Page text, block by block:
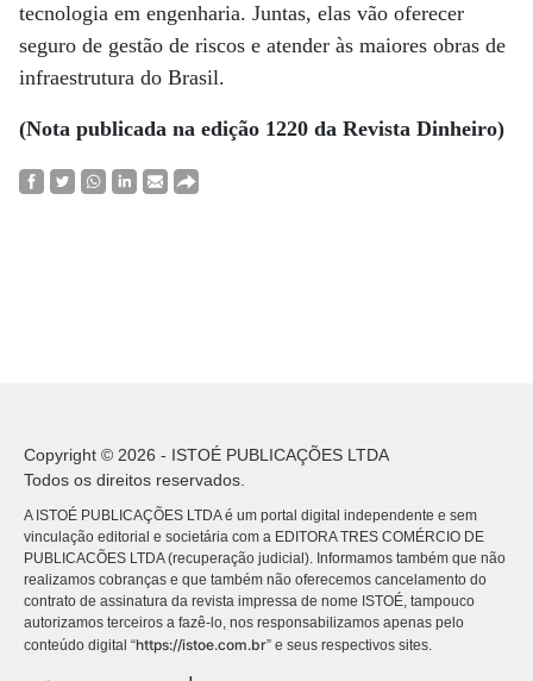
tecnologia em engenharia. Juntas, elas vão oferecer
seguro de gestão de riscos e atender às maiores obras de
infraestrutura do Brasil.
(Nota publicada na edição 1220 da Revista Dinheiro)
Copyright © 2026 - ISTOÉ PUBLICAÇÕES LTDA
Todos os direitos reservados.
A ISTOÉ PUBLICAÇÕES LTDA é um portal digital independente e sem
vinculação editorial e societária com a EDITORA TRES COMÉRCIO DE
PUBLICACÕES LTDA (recuperação judicial). Informamos também que não
realizamos cobranças e que também não oferecemos cancelamento do
contrato de assinatura da revista impressa de nome ISTOÉ, tampouco
autorizamos terceiros a fazê-lo, nos responsabilizamos apenas pelo
conteúdo digital “https://istoe.com.br” e seus respectivos sites.